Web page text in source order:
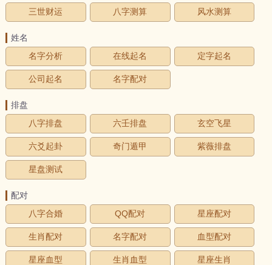
三世财运 八字测算 风水测算
姓名
名字分析
在线起名 定字起名
公司起名 名字配对
排盘
八字排盘
六壬排盘 玄空飞星
六爻起卦 奇门遁甲 紫薇排盘
星盘测试
配对
八字合婚
QQ配对 星座配对
生肖配对 名字配对 血型配对
星座血型 生肖血型 星座生肖